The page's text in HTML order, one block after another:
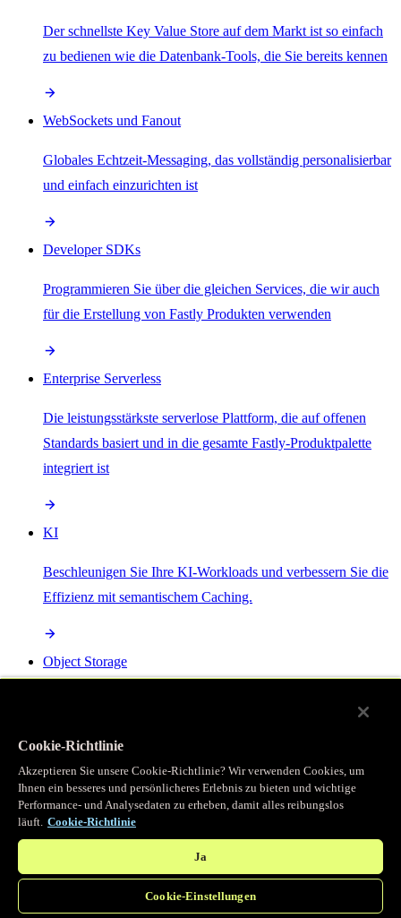
Der schnellste Key Value Store auf dem Markt ist so einfach
zu bedienen wie die Datenbank-Tools, die Sie bereits kennen
WebSockets und Fanout
Globales Echtzeit-Messaging, das vollständig personalisierbar
und einfach einzurichten ist
Developer SDKs
Programmieren Sie über die gleichen Services, die wir auch
für die Erstellung von Fastly Produkten verwenden
Enterprise Serverless
Die leistungsstärkste serverlose Plattform, die auf offenen
Standards basiert und in die gesamte Fastly-Produktpalette
integriert ist
KI
Beschleunigen Sie Ihre KI-Workloads und verbessern Sie die
Effizienz mit semantischem Caching.
Object Storage
Programmierbarer Cache
Erhalten Sie vollständigen programmatischen Zugriff auf das
legendäre Caching, das unser CDN antreibt.
Cookie-Richtlinie
Akzeptieren Sie unsere Cookie-Richtlinie? Wir verwenden Cookies, um
Ihnen ein besseres und persönlicheres Erlebnis zu bieten und wichtige
Performance- und Analysedaten zu erheben, damit alles reibungslos
läuft. Cookie-Richtlinie
Ja
Cookie-Einstellungen